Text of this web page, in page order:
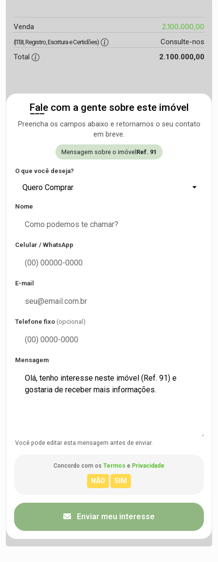
Venda 2.100.000,00
(ITBI, Registro, Escritura e Certidões)
Consulte-nos
Total
2.100.000,00
Fale com a gente sobre este imóvel
Preencha os campos abaixo e retornamos o seu contato
em breve.
Mensagem sobre o imóvel Ref. 91
O que você deseja?
Quero Comprar
Nome
Celular / WhatsApp
E-mail
Telefone fixo (opcional)
Mensagem
Você pode editar esta mensagem antes de enviar.
Concordo com os Termos e Privacidade
Enviar meu interesse